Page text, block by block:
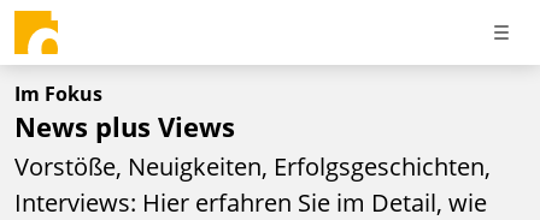
Im Fokus
News plus Views
Vorstöße, Neuigkeiten, Erfolgsgeschichten,
Interviews: Hier erfahren Sie im Detail, wie